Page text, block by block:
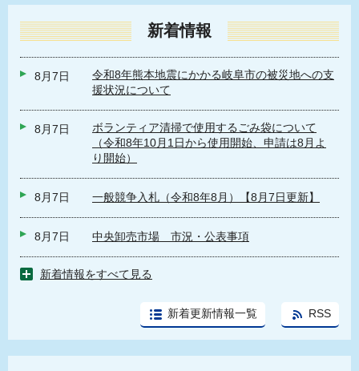
新着情報
8月7日
令和8年熊本地震にかかる岐阜市の被災地への支
援状況について
8月7日
ボランティア清掃で使用するごみ袋について
（令和8年10月1日から使用開始、申請は8月よ
り開始）
8月7日 一般競争入札（令和8年8月）【8月7日更新】
8月7日 中央卸売市場 市況・公表事項
新着情報をすべて見る
新着更新情報一覧 RSS